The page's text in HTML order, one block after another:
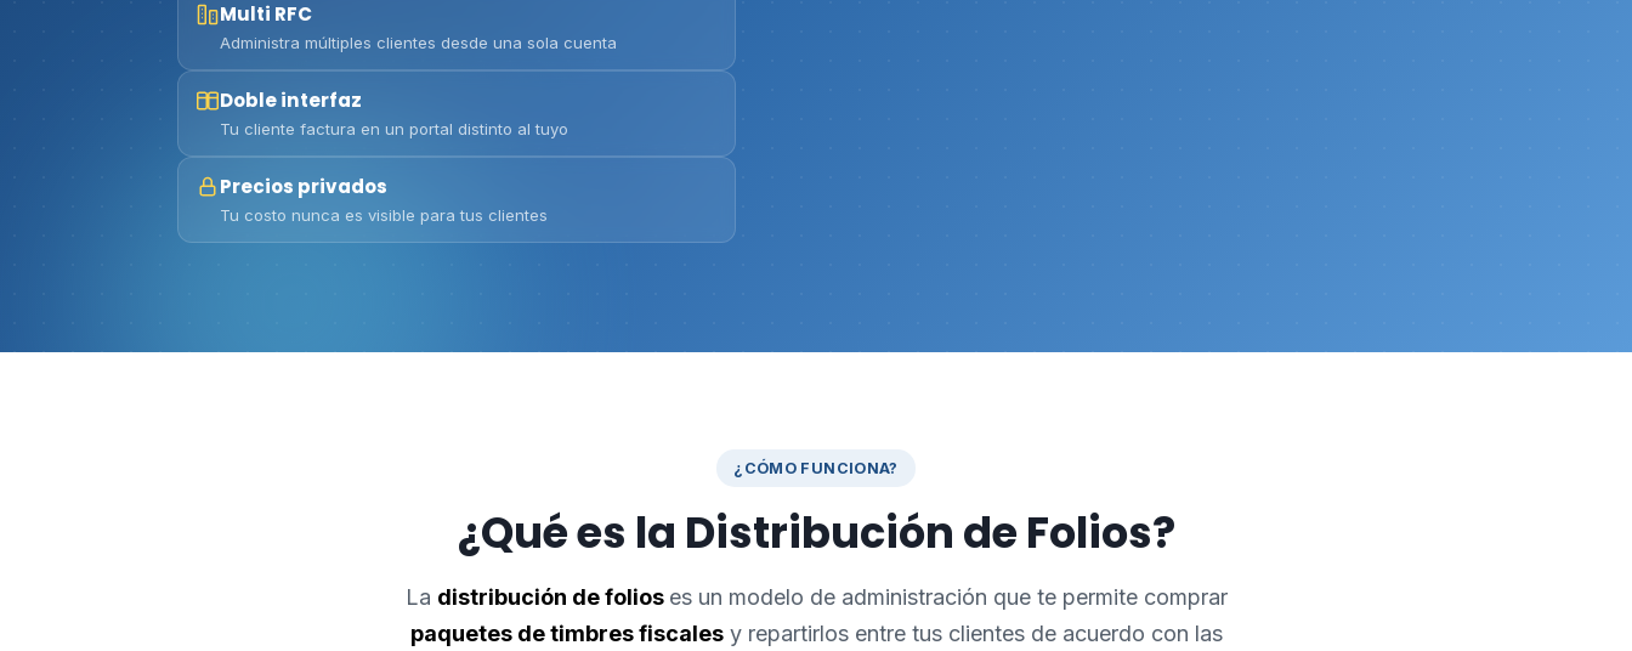
Multi RFC
Administra múltiples clientes desde una sola cuenta
Doble interfaz
Tu cliente factura en un portal distinto al tuyo
Precios privados
Tu costo nunca es visible para tus clientes
¿CÓMO FUNCIONA?
¿Qué es la Distribución de Folios?
La distribución de folios es un modelo de administración que te permite comprar
paquetes de timbres fiscalesy repartirlos entre tus clientes de acuerdo con las